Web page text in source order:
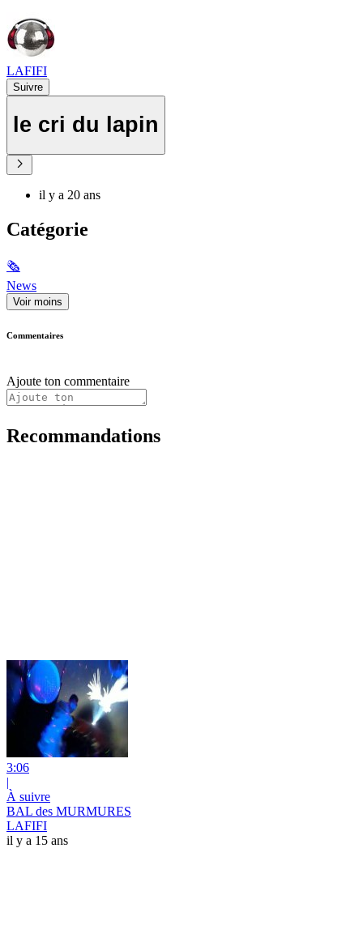
LAFIFI
Suivre
le cri du lapin
il y a 20 ans
Catégorie
🗞
News
Voir moins
Commentaires
Ajoute ton commentaire
Recommandations
3:06
|
À suivre
BAL des MURMURES
LAFIFI
il y a 15 ans